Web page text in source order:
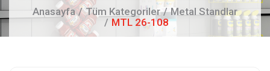
Anasayfa Tüm Kategoriler
Metal Standlar
MTL 26-108